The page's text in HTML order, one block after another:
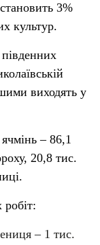
3%
культур.
виходять у
– 86,1
20,8 тис.
– 1 тис.